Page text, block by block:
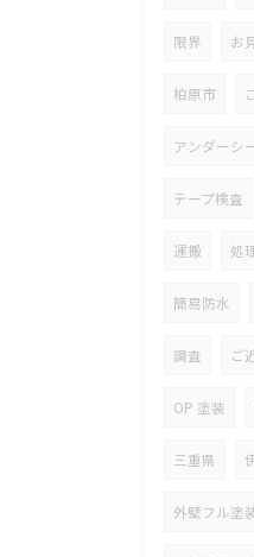
限界 お
柏原市
アンダーシ
テープ検査
運搬 処
簡易防水
調査 ご
OP 塗装
三重県
外壁フル塗